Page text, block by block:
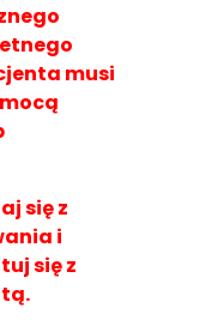
musi
się z
i
się z